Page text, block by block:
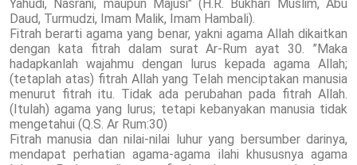
Yahudi, Nasrani, maupun Majusi" (H.R. Bukhari Muslim, Abu
Daud, Turmudzi, Imam Malik, Imam Hambali).
Fitrah berarti agama yang benar, yakni agama Allah dikaitkan
dengan kata fitrah dalam surat Ar-Rum ayat 30. ”Maka
hadapkanlah wajahmu dengan lurus kepada agama Allah;
(tetaplah atas) fitrah Allah yang Telah menciptakan manusia
menurut fitrah itu. Tidak ada perubahan pada fitrah Allah.
(Itulah) agama yang lurus; tetapi kebanyakan manusia tidak
mengetahui (Q.S. Ar Rum:30)
Fitrah manusia dan nilai-nilai luhur yang bersumber darinya,
mendapat perhatian agama-agama ilahi khususnya agama